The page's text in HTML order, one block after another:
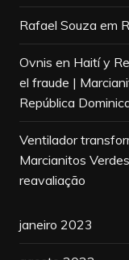
Rafael Souza em
Ovnis en Haití y
el fraude |
República
Ventilador
Marcianitos Verdes
reavaliação
janeiro 2023